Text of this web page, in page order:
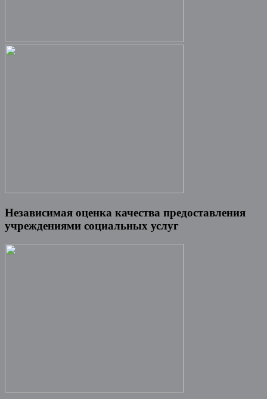
Независимая оценка качества предоставления
учреждениями социальных услуг